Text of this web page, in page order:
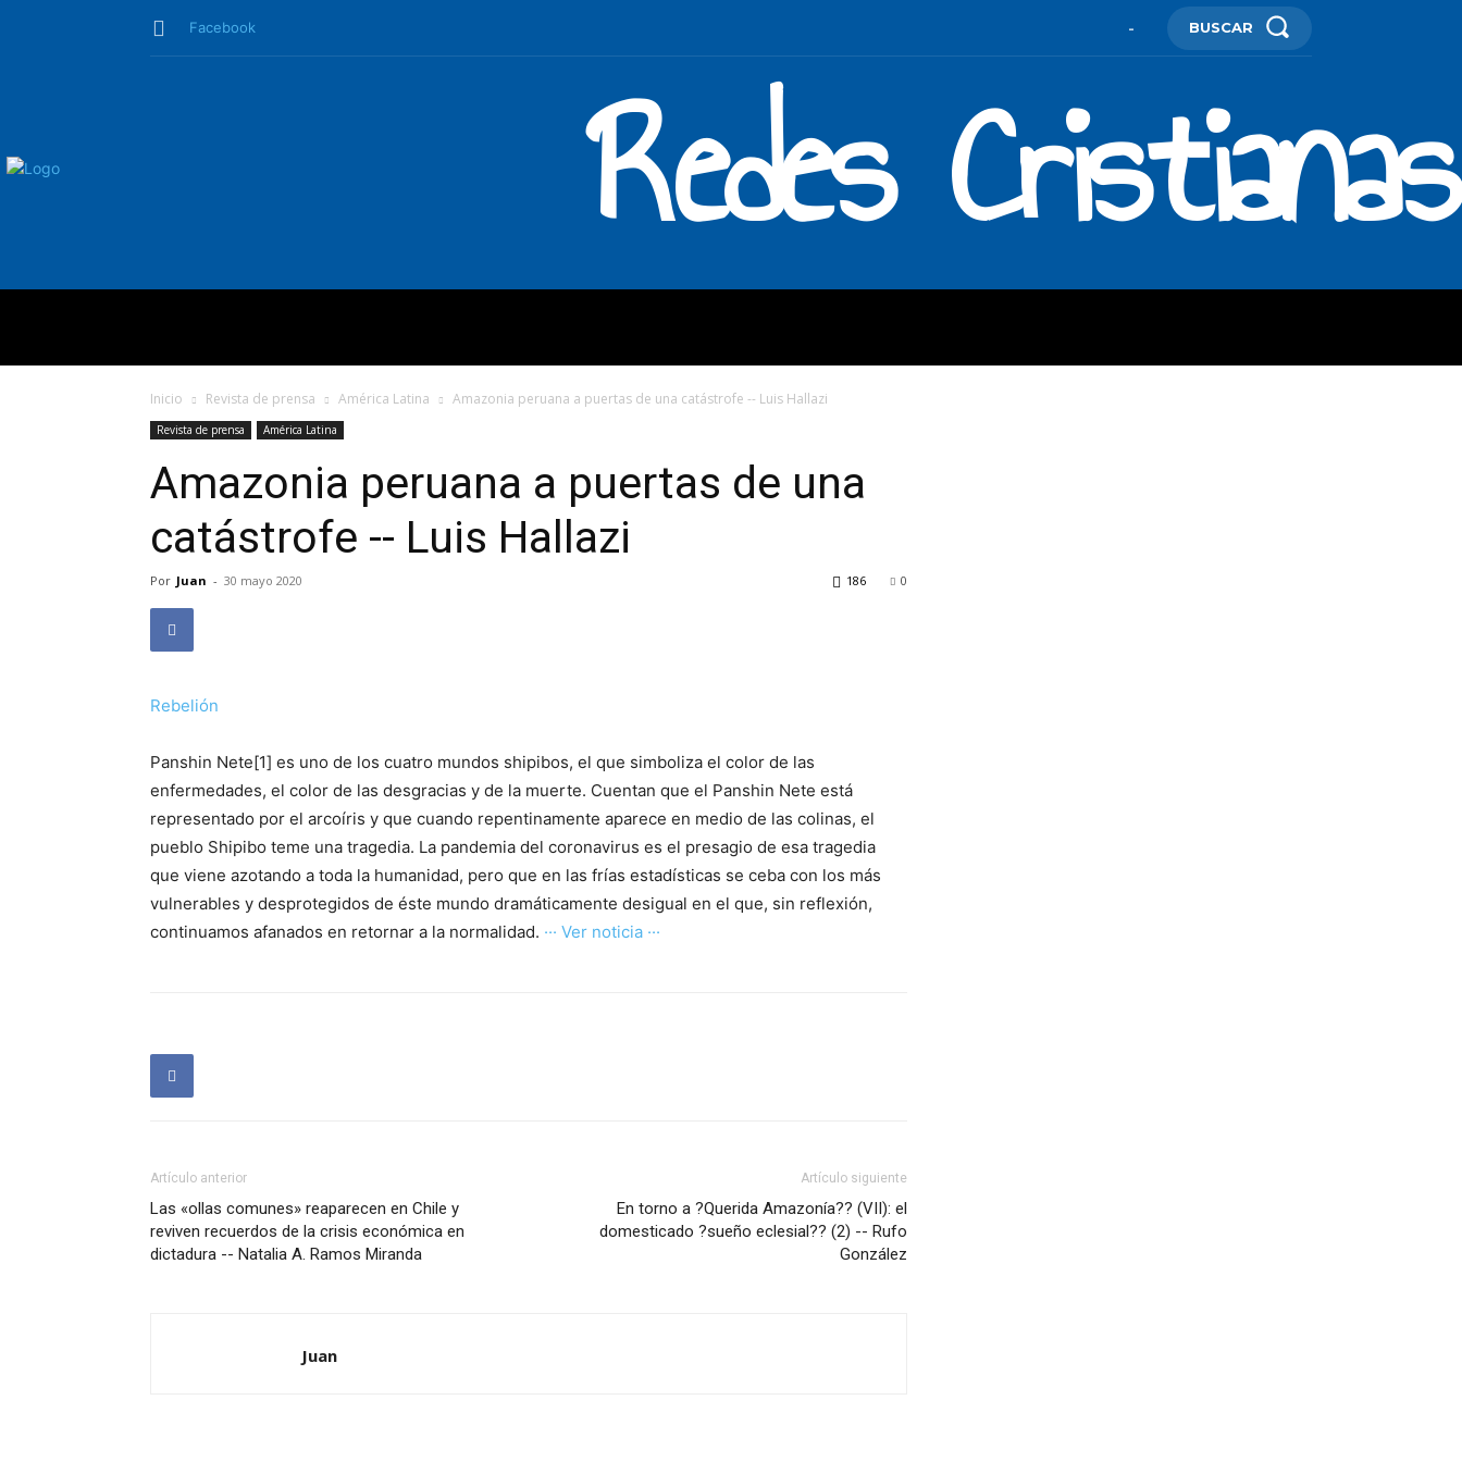
Facebook - BUSCAR
Redes Cristianas
Inicio Revista de prensa América Latina Amazonia peruana a puertas de una catástrofe -- Luis Hallazi
Revista de prensa América Latina
Amazonia peruana a puertas de una
catástrofe -- Luis Hallazi
Por Juan - 30 mayo 2020 0
186
Rebelión
Panshin Nete[1] es uno de los cuatro mundos shipibos, el que simboliza el color de las
enfermedades, el color de las desgracias y de la muerte. Cuentan que el Panshin Nete está
representado por el arcoíris y que cuando repentinamente aparece en medio de las colinas, el
pueblo Shipibo teme una tragedia. La pandemia del coronavirus es el presagio de esa tragedia
que viene azotando a toda la humanidad, pero que en las frías estadísticas se ceba con los más
vulnerables y desprotegidos de éste mundo dramáticamente desigual en el que, sin reflexión,
continuamos afanados en retornar a la normalidad. ··· Ver noticia ···
Artículo anterior
Las «ollas comunes» reaparecen en Chile y
reviven recuerdos de la crisis económica en
dictadura -- Natalia A. Ramos Miranda
Artículo siguiente
En torno a ?Querida Amazonía?? (VII): el
domesticado ?sueño eclesial?? (2) -- Rufo
González
Juan